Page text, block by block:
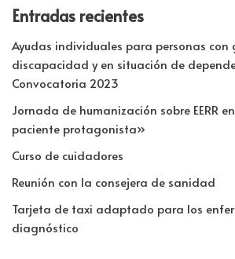
Entradas recientes
Ayudas individuales para personas con
discapacidad y en situación de
Convocatoria 2023
Jornada de humanización sobre EERR
paciente protagonista»
Curso de cuidadores
Reunión con la consejera de sanidad
Tarjeta de taxi adaptado para los
diagnóstico